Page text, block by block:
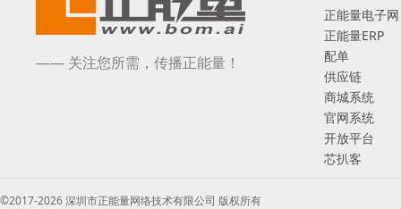
—— 关注您所需，传播正能量！
正能量电子网
正能量ERP
配单
供应链
商城系统
官网系统
开放平台
芯扒客
©2017-2026 深圳市正能量网络技术有限公司 版权所有